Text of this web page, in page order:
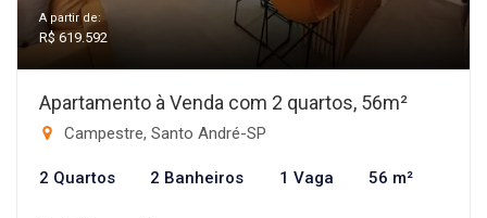
A partir de:
R$ 619.592
Apartamento à Venda com 2 quartos, 56m²
Campestre, Santo André-SP
2 Quartos 2 Banheiros 1 Vaga 56 m²